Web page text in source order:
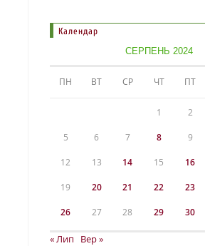
Календар
СЕРПЕНЬ 2024
ПН ВТ СР ЧТ ПТ
1 2
5 6 7 8 9
12 13 14 15 16
19 20 21 22 23
26 27 28 29 30
« Лип Вер »